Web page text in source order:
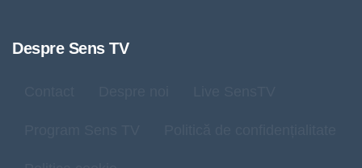
Despre Sens TV